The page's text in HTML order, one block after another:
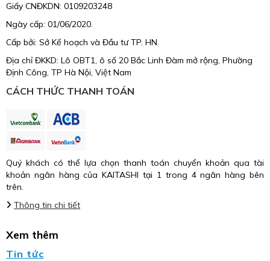
Giấy CNĐKDN: 0109203248
Ngày cấp: 01/06/2020.
Cấp bởi: Sở Kế hoạch và Đầu tư TP. HN.
Địa chỉ ĐKKD: Lô OBT1, ô số 20 Bắc Linh Đàm mở rộng, Phường
Định Công, TP Hà Nội, Việt Nam
CÁCH THỨC THANH TOÁN
Quý khách có thể lựa chọn thanh toán chuyển khoản qua tài
khoản ngân hàng của KAITASHI tại 1 trong 4 ngân hàng bên
trên.
Thông tin chi tiết
Xem thêm
Tin tức